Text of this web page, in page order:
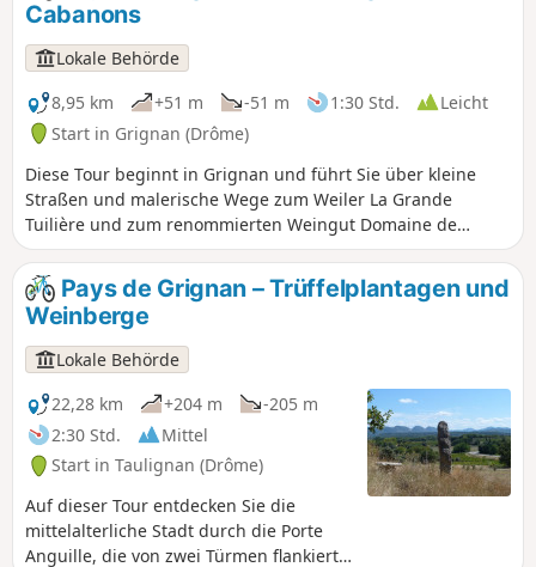
berühmten Grotte de Rochecourbière vorbei und erblicken
den „historischen Tisch“ von Madame de Sévigné.
Cabanons
Lokale Behörde
8,95 km
+51 m -51 m 1:30 Std.
Leicht
Start in Grignan (Drôme)
Diese Tour beginnt in Grignan und führt Sie über kleine
Straßen und malerische Wege zum Weiler La Grande
Tuilière und zum renommierten Weingut Domaine de
Montine. Anschließend fahren Sie auf einem Weg durch die
Weinberge und genießen dabei einen wunderschönen
Ausblick auf das nicht minder berühmte Schloss von
Grignan. Von dort aus führt Sie ein unterhaltsamer Weg
zurück in Richtung Dorf, wo Sie über grasbewachsene
Alleen zum Ziel Ihrer Mountainbike-Tour gelangen.
Pays de Grignan – Trüffelplantagen und
Weinberge
Lokale Behörde
22,28 km
+204 m
-205 m
2:30 Std.
Mittel
Start in Taulignan (Drôme)
Auf dieser Tour entdecken Sie die
mittelalterliche Stadt durch die Porte
Anguille, die von zwei Türmen flankiert